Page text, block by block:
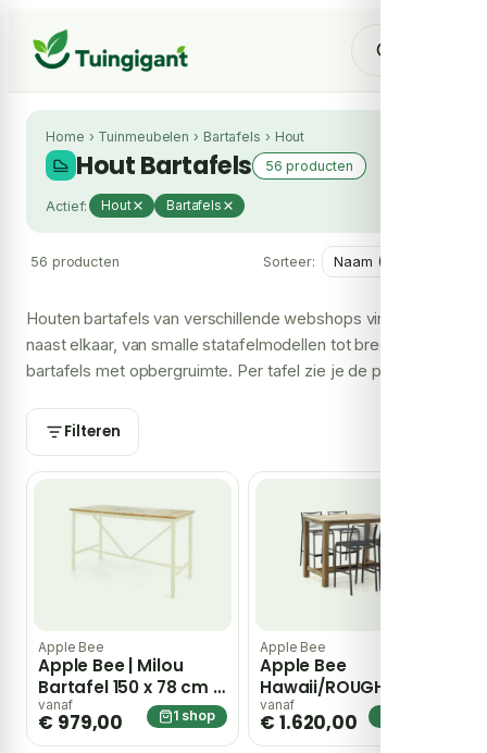
Home › Tuinmeubelen › Bartafels › Hout
Hout Bartafels 56 producten
Actief: Hout Bartafels
56 producten Sorteer:
Houten bartafels van verschillende webshops vind je hier
naast elkaar, van smalle statafelmodellen tot brede
bartafels met opbergruimte. Per tafel zie je de prijs bij elke
welke winkel de beste deal heeft, zonder dat je zelf alle
sites af hoeft te gaan.
Filteren
Apple Bee
Apple Bee | Milou
Bartafel 150 x 78 cm |
Oyster-Teak
vanaf
€ 979,00 1 shop
Apple Bee
Apple Bee
Hawaii/ROUGH-X
135cm barset 5-delig
– Grijs
vanaf
€ 1.620,00